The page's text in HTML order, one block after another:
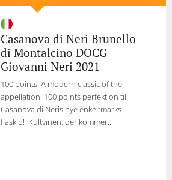
Casanova di Neri Brunello
di Montalcino DOCG
Giovanni Neri 2021
100 points. A modern classic of the
appellation. 100 points perfektion til
Casanova di Neris nye enkeltmarks-
flaskib! Kultvinen, der kommer...